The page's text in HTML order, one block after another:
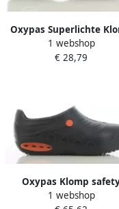
Oxypas Superlichte
Bestlight1 | Zwart |
00.154.123.42
1 webshop
€ 28,79
Oxypas Klomp
Oxysafe | Zwart | 00
1 webshop